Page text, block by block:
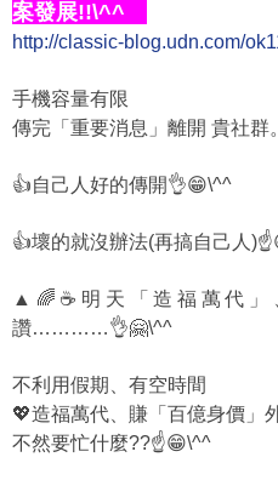
案發展!!\^^
http://classic-blog.udn.com/
手機容量有限
傳完「重要消息」離開 貴社群。
👍自己人好的傳開👌😁\^^
👍壞的就沒辦法(再搞自己人
▲🌈☕明天「造福萬代
讚…………👌🤗\^^
不利用假期、有空時間
💖造福萬代、賺「百億身價」
不然要忙什麼??☝️😁\^^